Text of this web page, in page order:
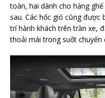
toàn, hai dành cho hàng
sau. Các hốc gió cũng được
trí hành khách trên trần xe,
thoải mái trong suốt chuyến